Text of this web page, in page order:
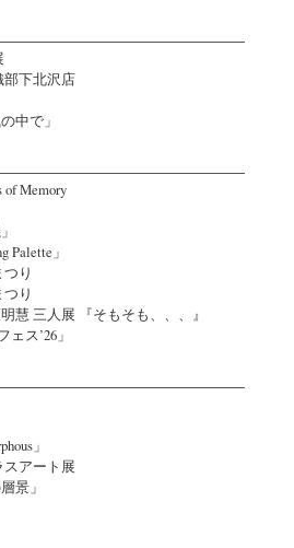
部下北沢店
中で」
Memory
Palette」
り
り
慧 三人展 『そもそも、、、』
ェス’26」
」
アート展
景」